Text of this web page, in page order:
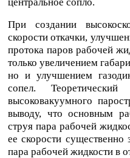
При создании
скорости откачки,
протока паров рабочей
только увеличением
но и улучшением
сопел.
высоковакуумного
выводу, что основным
струя пара рабочей
ее скорости существенно
пара рабочей жидкости в